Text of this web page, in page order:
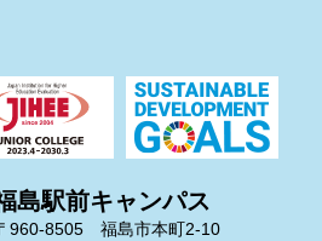
島駅前キャンパス
960-8505 福島市本町2-10